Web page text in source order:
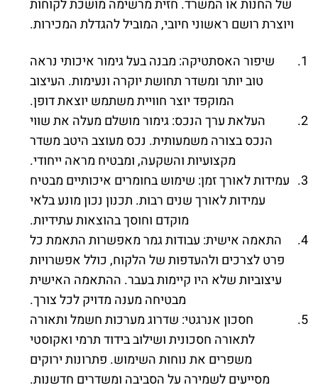
של החנות או המשרד. חזית מרשימה מושכת לקוחות
ויוצרת רושם ראשוני חיובי, המוביל להגדלת המכירות.
שיפור האסתטיקה: מבנה בעל גימור איכותי נראה
טוב יותר ומשדר תחושת יוקרה ונעימות. העיצוב
המוקפד יוצר חוויית משתמש יוצאת דופן.
העלאת ערך הנכס: גימור מושלם מעלה את שווי
הנכס בצורה משמעותית. נכס מעוצב היטב משדר
מקצועיות והשקעה, ומבטיח מראה ייחודי.
עמידות לאורך זמן: שימוש בחומרים איכותיים מבטיח
עמידות לאורך שנים רבות. תכנון נכון מונע בלאי
מוקדם וחוסך בהוצאות עתידיות.
התאמה אישית: עבודות גמר מאפשרות התאמת כל
פרט לצרכים ולהעדפות של הלקוח, כולל אפשרויות
עיצוביות שלא היו קיימות בעבר. ההתאמה האישית
מבטיחה מענה מדויק לכל צורך.
חסכון אנרגטי: שדרוג מערכות חשמל ותאורה
לתאורה חסכונית ושילוב בידוד תרמי ואקוסטי
משפרים את נוחות השימוש. פתרונות ירוקים
מסייעים לשמירה על הסביבה ומשדרים חדשנות.